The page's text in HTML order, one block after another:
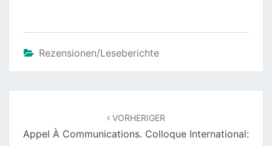
Rezensionen/Leseberichte
VORHERIGER
Appel À Communications. Colloque International: